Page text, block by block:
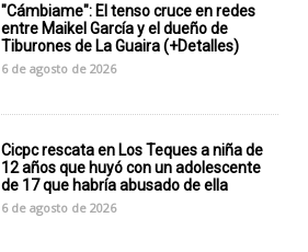
"Cámbiame": El tenso cruce en redes
entre Maikel García y el dueño de
Tiburones de La Guaira (+Detalles)
6 de agosto de 2026
Cicpc rescata en Los Teques a niña de
12 años que huyó con un adolescente
de 17 que habría abusado de ella
6 de agosto de 2026